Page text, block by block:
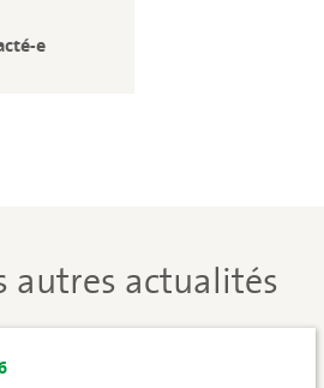
e
autres actualités